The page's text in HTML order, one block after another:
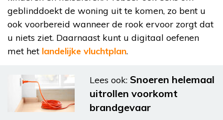
geblinddoekt de woning uit te komen, zo bent u
ook voorbereid wanneer de rook ervoor zorgt dat
u niets ziet. Daarnaast kunt u digitaal oefenen
met het landelijke vluchtplan.
Lees ook: Snoeren helemaal
uitrollen voorkomt
brandgevaar